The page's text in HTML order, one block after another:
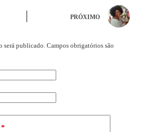
PRÓXIMO
será publicado. Campos obrigatórios são
*